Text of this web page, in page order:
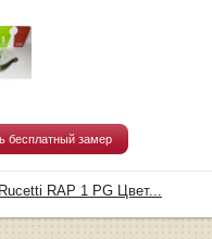
бесплатный замер
RAP 1 PG Цвет...